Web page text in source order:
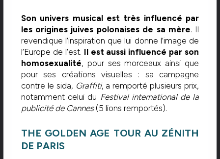
Son univers musical est très influencé par
les origines juives polonaises de sa mère. Il
revendique l’inspiration que lui donne l’image de
l’Europe de l’est. Il est aussi influencé par son
homosexualité, pour ses morceaux ainsi que
pour ses créations visuelles : sa campagne
contre le sida, Graffiti, a remporté plusieurs prix,
notamment celui du Festival international de la
publicité de Cannes(5 lions remportés).
THE GOLDEN AGE TOUR AU ZÉNITH
DE PARIS